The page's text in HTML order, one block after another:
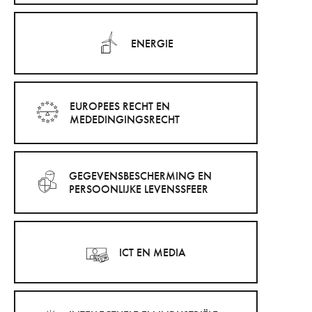
de droit immobilier (1999-2002).
Lid van het comité des utilisateurs du
ENERGIE
EUROPEES RECHT EN
MEDEDINGINGSRECHT
GEGEVENSBESCHERMING EN
PERSOONLIJKE LEVENSSFEER
ICT EN MEDIA